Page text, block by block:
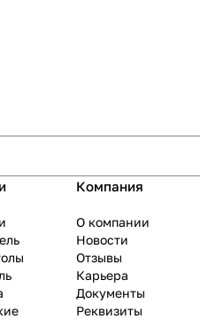
Компания
О компании
Новости
Отзывы
Карьера
Документы
Реквизиты